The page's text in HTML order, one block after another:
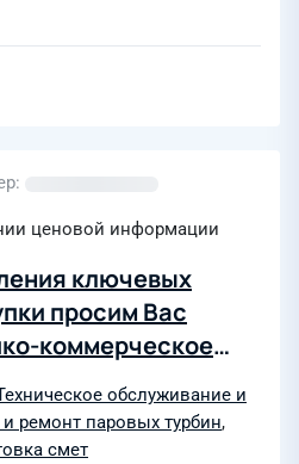
ценовой информации
ключевых
просим Вас
коммерческое
ТКП) на
по ремонту
паровой турбины
обслуживание и
ремонт паровых турбин,
смет